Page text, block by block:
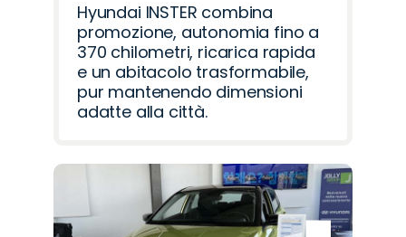
Hyundai INSTER combina
promozione, autonomia fino a
370 chilometri, ricarica rapida
e un abitacolo trasformabile,
pur mantenendo dimensioni
adatte alla città.